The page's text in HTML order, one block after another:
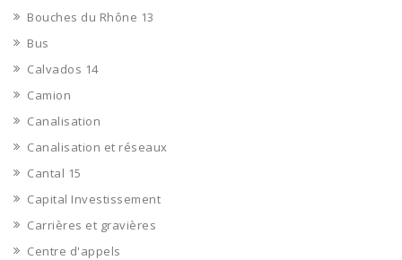
Bouches du Rhône 13
Bus
Calvados 14
Camion
Canalisation
Canalisation et réseaux
Cantal 15
Capital Investissement
Carrières et gravières
Centre d'appels